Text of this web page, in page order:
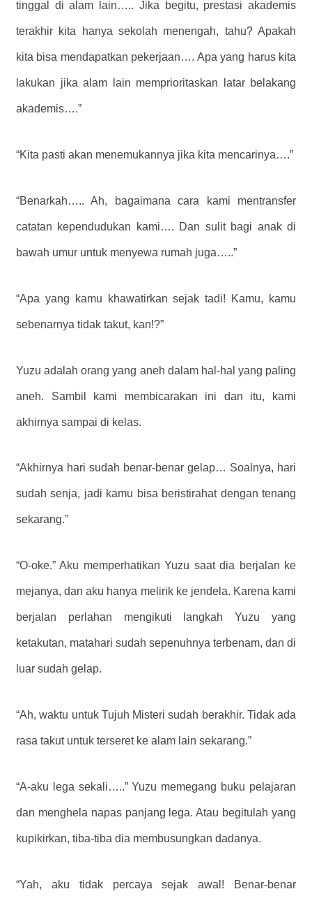
tinggal di alam lain….. Jika begitu, prestasi akademis
terakhir kita hanya sekolah menengah, tahu? Apakah
kita bisa mendapatkan pekerjaan…. Apa yang harus kita
lakukan jika alam lain memprioritaskan latar belakang
akademis….”
“Kita pasti akan menemukannya jika kita mencarinya….”
“Benarkah….. Ah, bagaimana cara kami mentransfer
catatan kependudukan kami…. Dan sulit bagi anak di
bawah umur untuk menyewa rumah juga…..”
“Apa yang kamu khawatirkan sejak tadi! Kamu, kamu
sebenarnya tidak takut, kan!?”
Yuzu adalah orang yang aneh dalam hal-hal yang paling
aneh. Sambil kami membicarakan ini dan itu, kami
akhirnya sampai di kelas.
“Akhirnya hari sudah benar-benar gelap… Soalnya, hari
sudah senja, jadi kamu bisa beristirahat dengan tenang
sekarang.”
“O-oke.” Aku memperhatikan Yuzu saat dia berjalan ke
mejanya, dan aku hanya melirik ke jendela. Karena kami
berjalan perlahan mengikuti langkah Yuzu yang
ketakutan, matahari sudah sepenuhnya terbenam, dan di
luar sudah gelap.
“Ah, waktu untuk Tujuh Misteri sudah berakhir. Tidak ada
rasa takut untuk terseret ke alam lain sekarang.”
“A-aku lega sekali…..” Yuzu memegang buku pelajaran
dan menghela napas panjang lega. Atau begitulah yang
kupikirkan, tiba-tiba dia membusungkan dadanya.
“Yah, aku tidak percaya sejak awal! Benar-benar